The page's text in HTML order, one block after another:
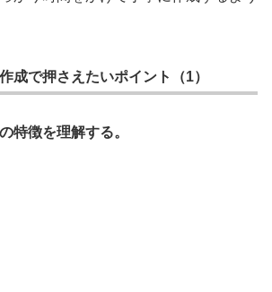
成で押さえたいポイント（1）
特徴を理解する。